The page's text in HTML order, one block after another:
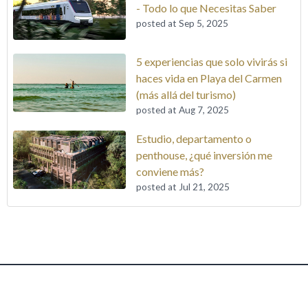
- Todo lo que Necesitas Saber
posted at Sep 5, 2025
5 experiencias que solo vivirás si
haces vida en Playa del Carmen
(más allá del turismo)
posted at Aug 7, 2025
Estudio, departamento o
penthouse, ¿qué inversión me
conviene más?
posted at Jul 21, 2025